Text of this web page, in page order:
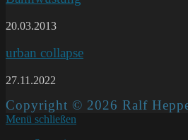
20.03.2013
urban collapse
27.11.2022
Copyright © 2026 Ralf
Menü schließen